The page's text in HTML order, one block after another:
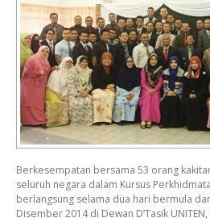
Berkesempatan bersama 53 orang
seluruh negara dalam Kursus
berlangsung selama dua hari bermula
Disember 2014 di Dewan D’Tasik UNITEN,